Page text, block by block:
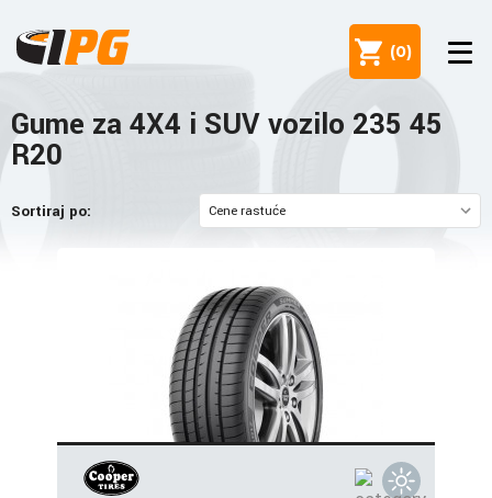
(0)
Gume za 4X4 i SUV vozilo 235 45
R20
Sortiraj po: